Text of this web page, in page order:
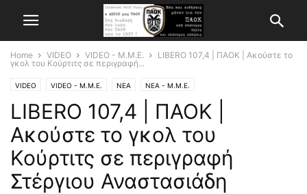
Home VIDEO VIDEO - Μ.Μ.Ε.
LIBERO 107,4 | ΠΑΟΚ | Ακούστε το
γκολ του Κούρτιτς σε περιγραφή...
VIDEO VIDEO - Μ.Μ.Ε. ΝΕΑ ΝΕΑ - Μ.Μ.Ε.
LIBERO 107,4 | ΠΑΟΚ |
Ακούστε το γκολ του
Κούρτιτς σε περιγραφή
Στέργιου Αναστασιάδη